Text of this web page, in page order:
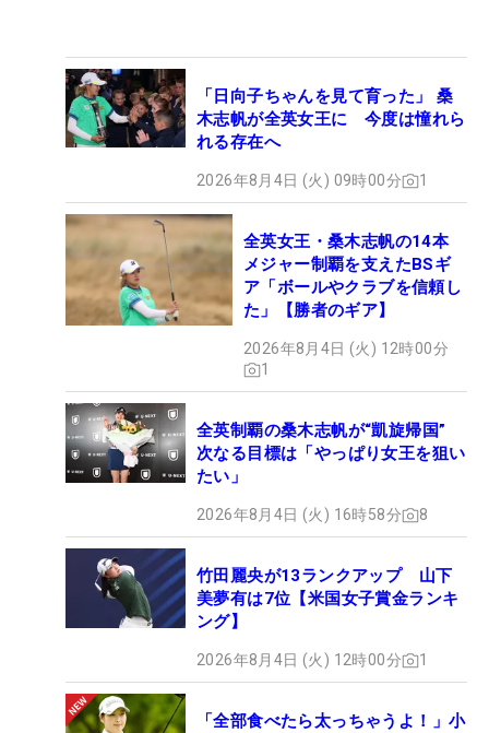
「日向子ちゃんを見て育った」 桑
木志帆が全英女王に 今度は憧れら
れる存在へ
2026年8月4日 (火) 09時00分 1
全英女王・桑木志帆の14本
メジャー制覇を支えたBSギ
ア「ボールやクラブを信頼し
た」【勝者のギア】
2026年8月4日 (火) 12時00分
1
全英制覇の桑木志帆が“凱旋帰国”
次なる目標は「やっぱり女王を狙い
たい」
2026年8月4日 (火) 16時58分 8
竹田麗央が13ランクアップ 山下
美夢有は7位【米国女子賞金ランキ
ング】
2026年8月4日 (火) 12時00分 1
「全部食べたら太っちゃうよ！」小